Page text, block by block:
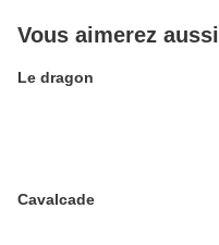
Vous aimerez aussi
Le dragon
Cavalcade